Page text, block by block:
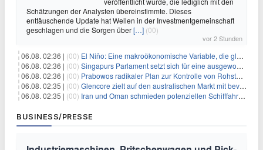
Schätzungen der Analysten übereinstimmte. Dieses
enttäuschende Update hat Wellen in der Investmentgemeinschaft
geschlagen und die Sorgen über[…] (00)
vor 2 Stunden
06.08. 02:36 | (00) El Niño: Eine makroökonomische Variable, die globale Wirtschaftslandschaften umgestaltet
06.08. 02:36 | (00) Singapurs Parlament setzt sich für eine ausgewogene wirtschaftliche Zukunft ein
06.08. 02:36 | (00) Prabowos radikaler Plan zur Kontrolle von Rohstoffexporten steht vor konkurrierenden Visionen
06.08. 02:35 | (00) Glencore zielt auf den australischen Markt mit bevorstehendem Sekundärlisting
06.08. 02:35 | (00) Iran und Oman schmieden potenziellen Schifffahrtsvertrag im Hormuskanal
BUSINESS/PRESSE